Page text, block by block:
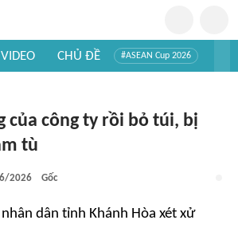
VIDEO CHỦ ĐỀ #ASEAN Cup 2026
của công ty rồi bỏ túi, bị
tù
2026 Gốc
dân tỉnh Khánh Hòa xét xử